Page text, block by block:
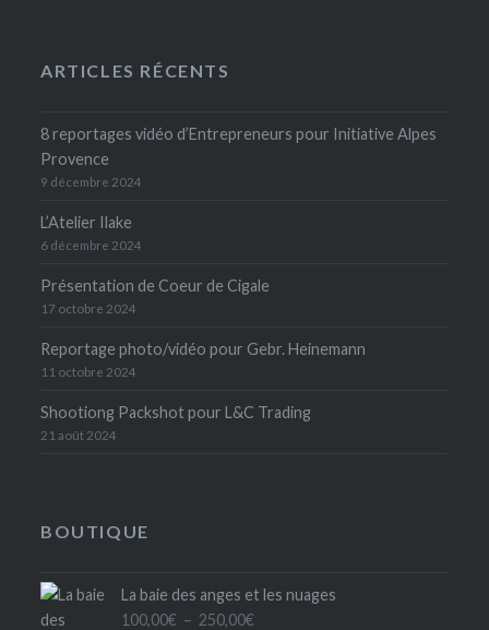
ARTICLES RÉCENTS
8 reportages vidéo d’Entrepreneurs pour Initiative Alpes
Provence
9 décembre 2024
L’Atelier Ilake
6 décembre 2024
Présentation de Coeur de Cigale
17 octobre 2024
Reportage photo/vidéo pour Gebr. Heinemann
11 octobre 2024
Shootiong Packshot pour L&C Trading
21 août 2024
BOUTIQUE
La baie des anges et les nuages
100,00€ – 250,00€Plage